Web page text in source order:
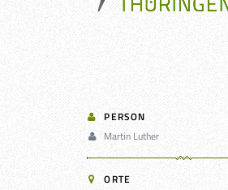
PERSON
Martin Luther
ORTE